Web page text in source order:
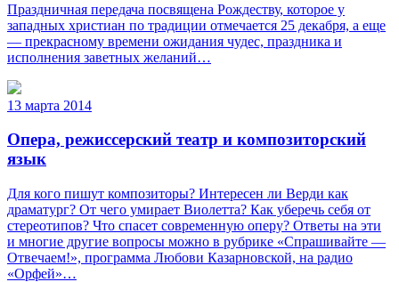
Праздничная передача посвящена Рождеству, которое у
западных христиан по традиции отмечается 25 декабря, а еще
— прекрасному времени ожидания чудес, праздника и
исполнения заветных желаний…
13 марта 2014
Опера, режиссерский театр и композиторский
язык
Для кого пишут композиторы? Интересен ли Верди как
драматург? От чего умирает Виолетта? Как уберечь себя от
стереотипов? Что спасет современную оперу? Ответы на эти
и многие другие вопросы можно в рубрике «Спрашивайте —
Отвечаем!», программа Любови Казарновской, на радио
«Орфей»…